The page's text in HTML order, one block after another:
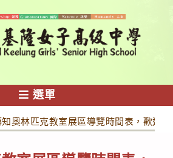
選單
知奧林匹克教室展區導覽時間表，歡迎